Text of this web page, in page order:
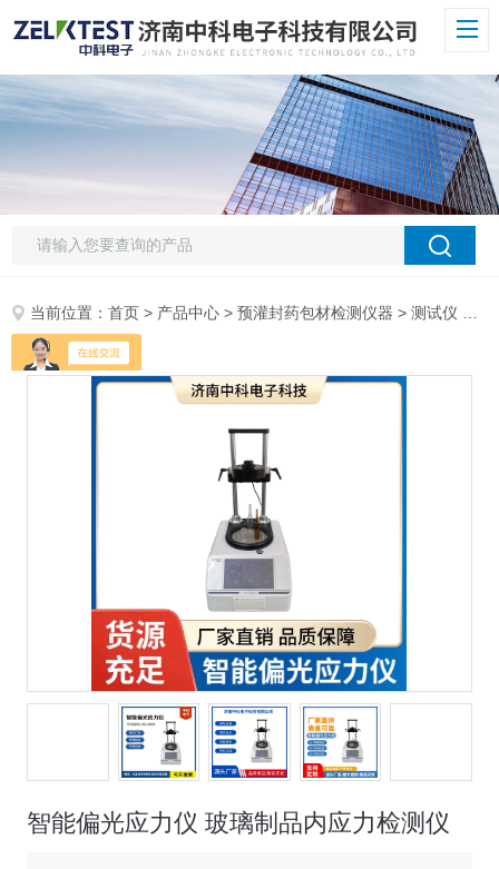
当前位置：首页 > 产品中心 >预灌封药包材检测仪器 >测试仪
智能偏光应力仪 玻璃制品内应力检测仪